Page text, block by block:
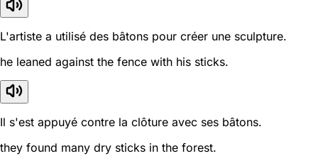
L'artiste a utilisé des bâtons pour créer une sculpture.
he leaned against the fence with his sticks.
Il s'est appuyé contre la clôture avec ses bâtons.
they found many dry sticks in the forest.